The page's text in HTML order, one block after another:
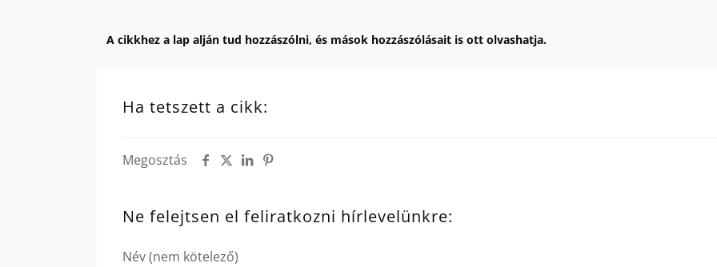
A cikkhez a lap alján tud hozzászólni, és mások hozzászólásait is ott olvashatja.
Ha tetszett a cikk:
Megosztás
Ne felejtsen el feliratkozni hírlevelünkre:
Név (nem kötelező)